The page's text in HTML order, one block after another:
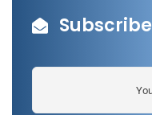
Subscribe